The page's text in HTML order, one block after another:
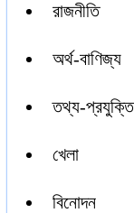
রাজনীতি
অর্থ-বাণিজ্য
তথ্য-প্রযুক্তি
খেলা
বিনোদন